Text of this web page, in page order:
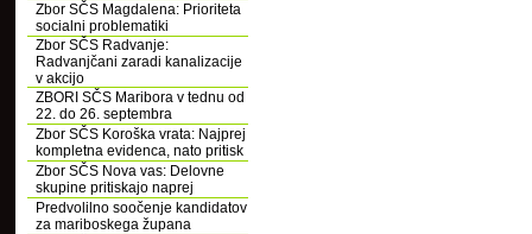
Zbor SČS Magdalena: Prioriteta
socialni problematiki
Zbor SČS Radvanje:
Radvanjčani zaradi kanalizacije
v akcijo
ZBORI SČS Maribora v tednu od
22. do 26. septembra
Zbor SČS Koroška vrata: Najprej
kompletna evidenca, nato pritisk
Zbor SČS Nova vas: Delovne
skupine pritiskajo naprej
Predvolilno soočenje kandidatov
za mariboskega župana